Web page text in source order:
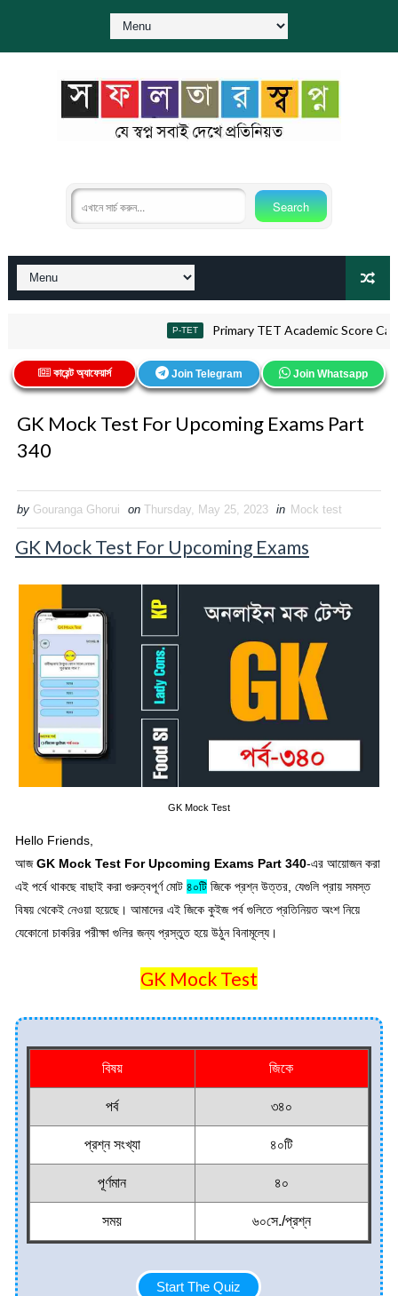
P-TET Primary TET Academic Score Calculator
কারেন্ট অ্যাফেয়ার্স Join Telegram Join Whatsapp
GK Mock Test For Upcoming Exams Part
340
by Gouranga Ghorui on Thursday, May 25, 2023 in Mock test
GK Mock Test For Upcoming Exams
GK Mock Test
Hello Friends,
আজGK Mock Test For Upcoming Exams Part 340-এর আয়োজন করা
এই পর্বে থাকছে বাছাই করা গুরুত্বপূর্ণ মোট ৪০টিজিকে প্রশ্ন উত্তর, যেগুলি প্রায় সমস্ত
বিষয় থেকেই নেওয়া হয়েছে। আমাদের এই জিকে কুইজ পর্ব গুলিতে প্রতিনিয়ত অংশ নিয়ে
যেকোনো চাকরির পরীক্ষা গুলির জন্য প্রস্তুত হয়ে উঠুন বিনামূল্যে।
GK Mock Test
বিষয় জিকে
পর্ব ৩৪০
প্রশ্ন সংখ্যা ৪০টি
পূর্ণমান ৪০
সময় ৬০সে./প্রশ্ন
Start The Quiz